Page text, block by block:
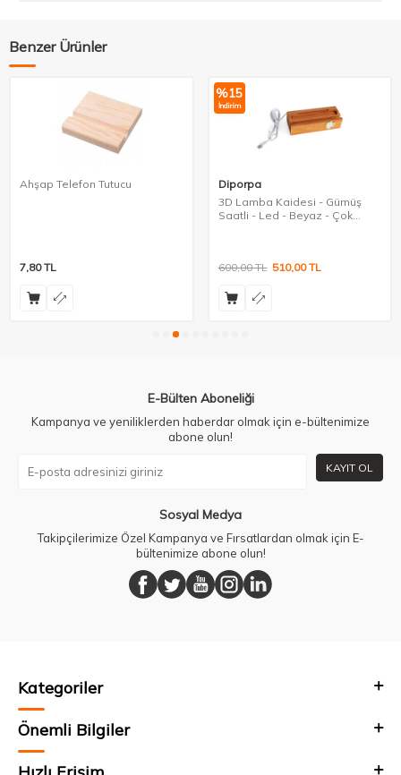
Benzer Ürünler
Ahşap Telefon Tutucu
7,80TL
%15
İndirim
Diporpa
3D Lamba Kaidesi - Gümüş
Saatli - Led - Beyaz - Çok
600,00TL 510,00TL
E-Bülten Aboneliği
Kampanya ve yeniliklerden haberdar olmak için e-bültenimize
abone olun!
KAYIT OL
Sosyal Medya
Takipçilerimize Özel Kampanya ve Fırsatlardan olmak için E-
bültenimize abone olun!
Kategoriler
Önemli Bilgiler